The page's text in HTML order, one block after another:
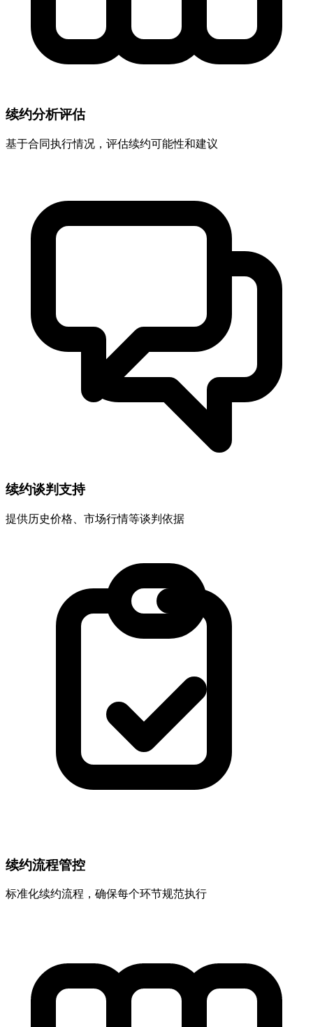
续约分析评估
基于合同执行情况，评估续约可能性和建议
续约谈判支持
提供历史价格、市场行情等谈判依据
续约流程管控
标准化续约流程，确保每个环节规范执行